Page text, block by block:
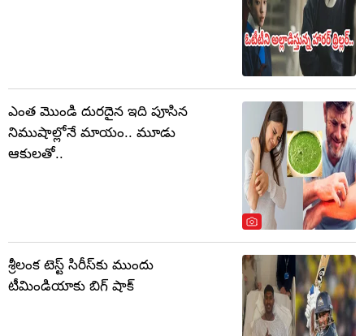
ఎంత మొండి దురదైన ఇది పూసిన
నిముషాల్లోనే మాయం.. మూడు
ఆకులతో..
శ్రీలంక టెస్ట్ సిరీస్‌కు ముందు
టీమిండియాకు బిగ్ షాక్